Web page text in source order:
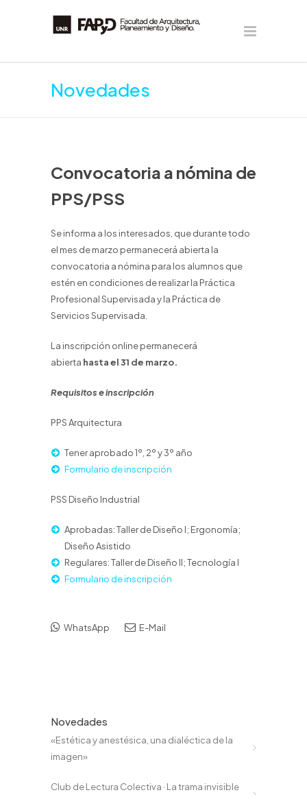
Novedades
Convocatoria a nómina de
PPS/PSS
Se informa a los interesados, que durante todo
el mes de marzo permanecerá abierta la
convocatoria a nómina para los alumnos que
estén en condiciones de realizar la Práctica
Profesional Supervisada y la Práctica de
Servicios Supervisada.
La inscripción online permanecerá
abierta hasta el 31 de marzo.
Requisitos e inscripción
PPS Arquitectura
Tener aprobado 1º, 2º y 3º año
Formulario de inscripción
PSS Diseño Industrial
Aprobadas: Taller de Diseño I; Ergonomía;
Diseño Asistido
Regulares: Taller de Diseño II; Tecnología I
Formulario de inscripción
WhatsApp E-Mail
Novedades
«Estética y anestésica, una dialéctica de la
imagen»
Club de Lectura Colectiva · La trama invisible